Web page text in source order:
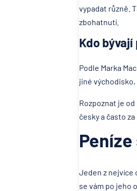
vypadat různě.
zbohatnutí.
Kdo
Podle Marka
jiné
Rozpoznat je
česky a často
Jeden z nejvíce
se vám po jeho